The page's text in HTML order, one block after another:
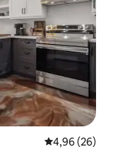
Vidējais
4,96 (26)